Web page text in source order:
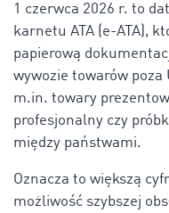
1 czerwca 2026 r. to
karnetu ATA (e-ATA),
papierową
wywozie towarów poza
m.in. towary
profesjonalny czy
między państwami.
Oznacza to większą
możliwość szybszej